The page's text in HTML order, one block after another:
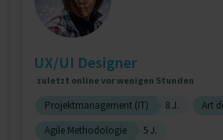
UX/UI Designer
zuletzt online vor wenigen Stunden
Projektmanagement (IT) 8 J. Art
Agile Methodologie
5 J.